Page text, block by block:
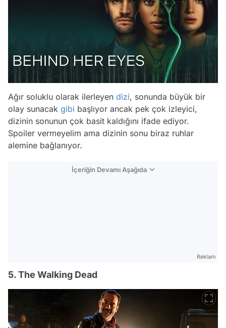
Ağır soluklu olarak ilerleyen dizi, sonunda büyük bir
olay sunacak gibi başlıyor ancak pek çok izleyici,
dizinin sonunun çok basit kaldığını ifade ediyor.
Spoiler vermeyelim ama dizinin sonu biraz ruhlar
alemine bağlanıyor.
İçeriğin Devamı Aşağıda
Reklam
5. The Walking Dead